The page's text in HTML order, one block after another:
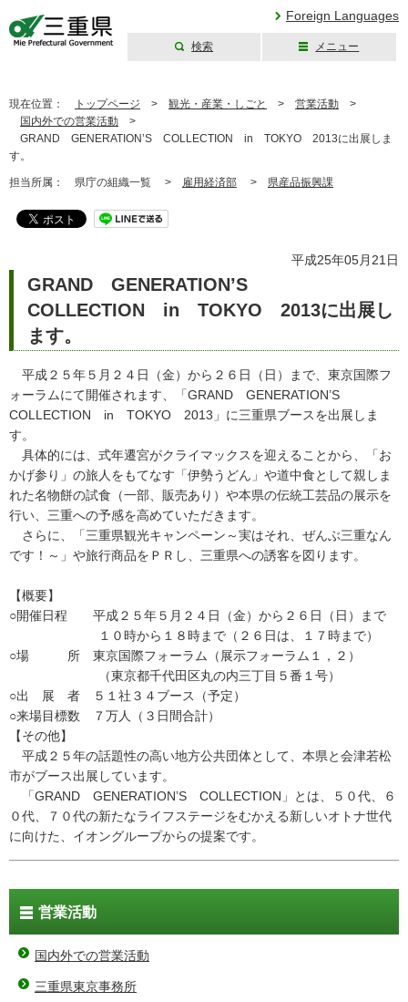
Foreign Languages
検索 メニュー
現在位置： トップページ > 観光・産業・しごと > 営業活動 >
国内外での営業活動 >
GRAND GENERATION’S COLLECTION in TOKYO 2013に出展しま
す。
担当所属： 県庁の組織一覧 > 雇用経済部 > 県産品振興課
平成25年05月21日
GRAND GENERATION’S
COLLECTION in TOKYO 2013に出展し
ます。
平成２５年５月２４日（金）から２６日（日）まで、東京国際フ
ォーラムにて開催されます、「GRAND GENERATION’S
COLLECTION in TOKYO 2013」に三重県ブースを出展しま
す。
具体的には、式年遷宮がクライマックスを迎えることから、「お
かげ参り」の旅人をもてなす「伊勢うどん」や道中食として親しま
れた名物餅の試食（一部、販売あり）や本県の伝統工芸品の展示を
行い、三重への予感を高めていただきます。
さらに、「三重県観光キャンペーン～実はそれ、ぜんぶ三重なん
です！～」や旅行商品をＰＲし、三重県への誘客を図ります。
【概要】
○開催日程 平成２５年５月２４日（金）から２６日（日）まで
１０時から１８時まで（２６日は、１７時まで）
○場 所 東京国際フォーラム（展示フォーラム１，２）
（東京都千代田区丸の内三丁目５番１号）
○出 展 者 ５１社３４ブース（予定）
○来場目標数 ７万人（３日間合計）
【その他】
平成２５年の話題性の高い地方公共団体として、本県と会津若松
市がブース出展しています。
「GRAND GENERATION’S COLLECTION」とは、５０代、６
０代、７０代の新たなライフステージをむかえる新しいオトナ世代
に向けた、イオングループからの提案です。
営業活動
国内外での営業活動
三重県東京事務所